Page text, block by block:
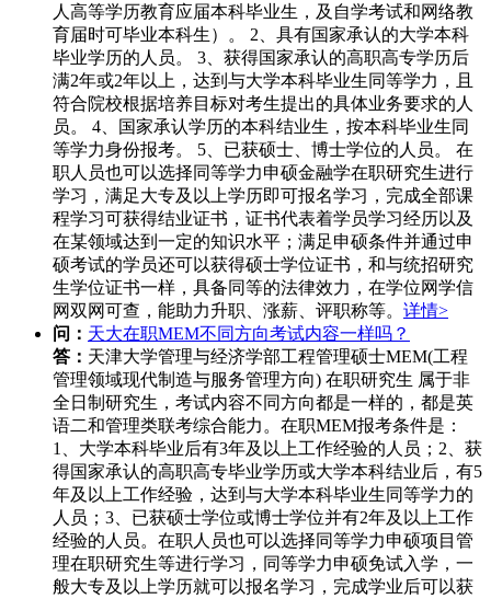
人高等学历教育应届本科毕业生，及自学考试和网络教
育届时可毕业本科生）。 2、具有国家承认的大学本科
毕业学历的人员。 3、获得国家承认的高职高专学历后
满2年或2年以上，达到与大学本科毕业生同等学力，且
符合院校根据培养目标对考生提出的具体业务要求的人
员。 4、国家承认学历的本科结业生，按本科毕业生同
等学力身份报考。 5、已获硕士、博士学位的人员。 在
职人员也可以选择同等学力申硕金融学在职研究生进行
学习，满足大专及以上学历即可报名学习，完成全部课
程学习可获得结业证书，证书代表着学员学习经历以及
在某领域达到一定的知识水平；满足申硕条件并通过申
硕考试的学员还可以获得硕士学位证书，和与统招研究
生学位证书一样，具备同等的法律效力，在学位网学信
网双网可查，能助力升职、涨薪、评职称等。 详情>
问： 天大在职MEM不同方向考试内容一样吗？
答： 天津大学管理与经济学部工程管理硕士MEM(工程
管理领域现代制造与服务管理方向) 在职研究生 属于非
全日制研究生，考试内容不同方向都是一样的，都是英
语二和管理类联考综合能力。在职MEM报考条件是：
1、大学本科毕业后有3年及以上工作经验的人员；2、获
得国家承认的高职高专毕业学历或大学本科结业后，有5
年及以上工作经验，达到与大学本科毕业生同等学力的
人员；3、已获硕士学位或博士学位并有2年及以上工作
经验的人员。在职人员也可以选择同等学力申硕项目管
理在职研究生等进行学习，同等学力申硕免试入学，一
般大专及以上学历就可以报名学习，完成学业后可以获